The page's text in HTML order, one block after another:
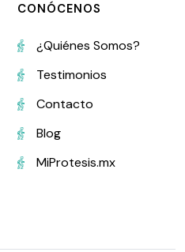
CONÓCENOS
¿Quiénes Somos?
Testimonios
Contacto
Blog
MiProtesis.mx